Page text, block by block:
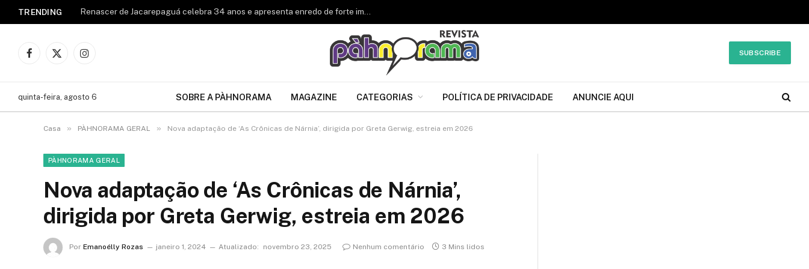
TRENDING Renascer de Jacarepaguá celebra 34 anos e apresenta enredo de forte impacto para o Carnaval 2027
Facebook
X
Instagram
SUBSCRIBE
quinta-feira, agosto 6 SOBRE A PÀHNORAMA MAGAZINE CATEGORIAS POLÍTICA DE PRIVACIDADE ANUNCIE AQUI
Casa » PÀHNORAMA GERAL » Nova adaptação de ‘As Crônicas de Nárnia’, dirigida por Greta Gerwig, estreia em 2026
PÀHNORAMA GERAL
Nova adaptação de ‘As Crônicas de Nárnia’,
dirigida por Greta Gerwig, estreia em 2026
Por Emanoélly Rozas janeiro 1, 2024 Atualizado: novembro 23, 2025 Nenhum comentário 3 Mins lidos